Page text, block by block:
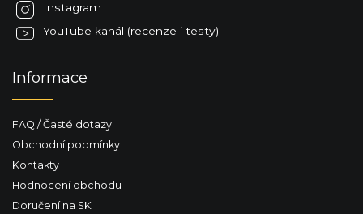
Instagram
YouTube kanál (recenze i testy)
Informace
FAQ / Časté dotazy
Obchodní podmínky
Kontakty
Hodnocení obchodu
Doručení na SK